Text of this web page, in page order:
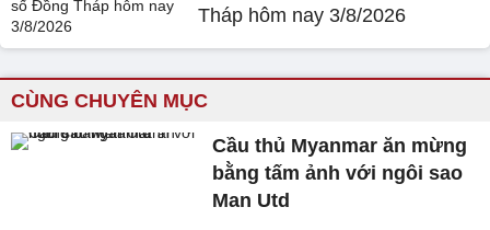
Tháp hôm nay 3/8/2026
CÙNG CHUYÊN MỤC
Cầu thủ Myanmar ăn mừng
bằng tấm ảnh với ngôi sao
Man Utd